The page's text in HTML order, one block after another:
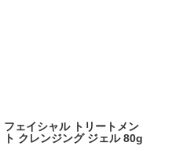
フェイシャル トリートメン
ト クレンジング ジェル 80g